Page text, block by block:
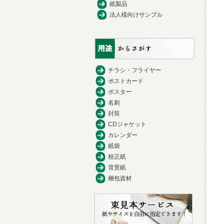
紙製品
法人様向けサンプル
チラシ・フライヤー
ポストカード
ポスター
名刺
封筒
CDジャケット
カレンダー
紙袋
校正紙
背景紙
梱包資材